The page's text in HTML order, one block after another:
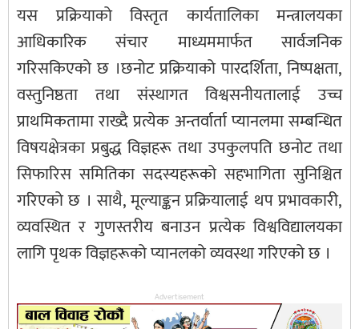
यस प्रक्रियाको विस्तृत कार्यतालिका मन्त्रालयका
आधिकारिक संचार माध्यममार्फत सार्वजनिक
गरिसकिएको छ ।छनोट प्रक्रियाको पारदर्शिता, निष्पक्षता,
वस्तुनिष्ठता तथा संस्थागत विश्वसनीयतालाई उच्च
प्राथमिकतामा राख्दै प्रत्येक अन्तर्वार्ता प्यानलमा सम्बन्धित
विषयक्षेत्रका प्रबुद्ध विज्ञहरू तथा उपकुलपति छनोट तथा
सिफारिस समितिका सदस्यहरूको सहभागिता सुनिश्चित
गरिएको छ । साथै, मूल्याङ्कन प्रक्रियालाई थप प्रभावकारी,
व्यवस्थित र गुणस्तरीय बनाउन प्रत्येक विश्वविद्यालयका
लागि पृथक विज्ञहरूको प्यानलको व्यवस्था गरिएको छ ।
Advertisement